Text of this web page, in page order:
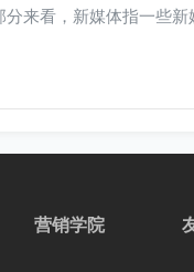
来看，新媒体指一些
营销学院